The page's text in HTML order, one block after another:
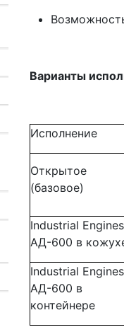
Варианты
Исполнение
Открытое
(базовое)
Industrial Engines
АД-600 в
Industrial Engines
АД-600 в
контейнере